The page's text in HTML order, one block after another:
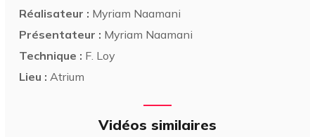
Réalisateur : Myriam Naamani
Présentateur : Myriam Naamani
Technique : F. Loy
Lieu : Atrium
Vidéos similaires